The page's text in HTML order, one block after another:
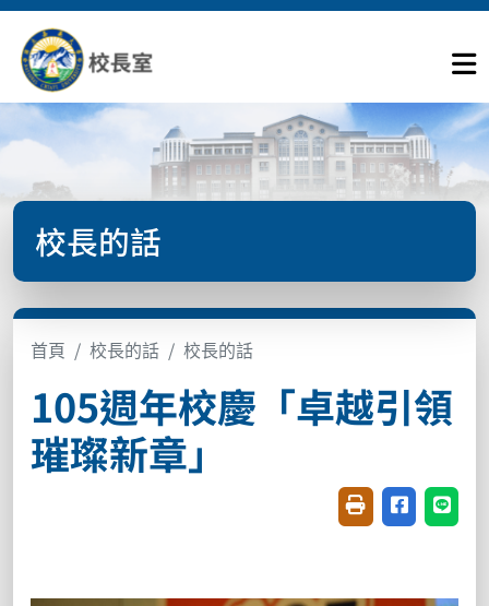
校長的話
首頁 校長的話 校長的話
105週年校慶「卓越引領
璀璨新章」
友善列印(開新視
分享至臉書
分享